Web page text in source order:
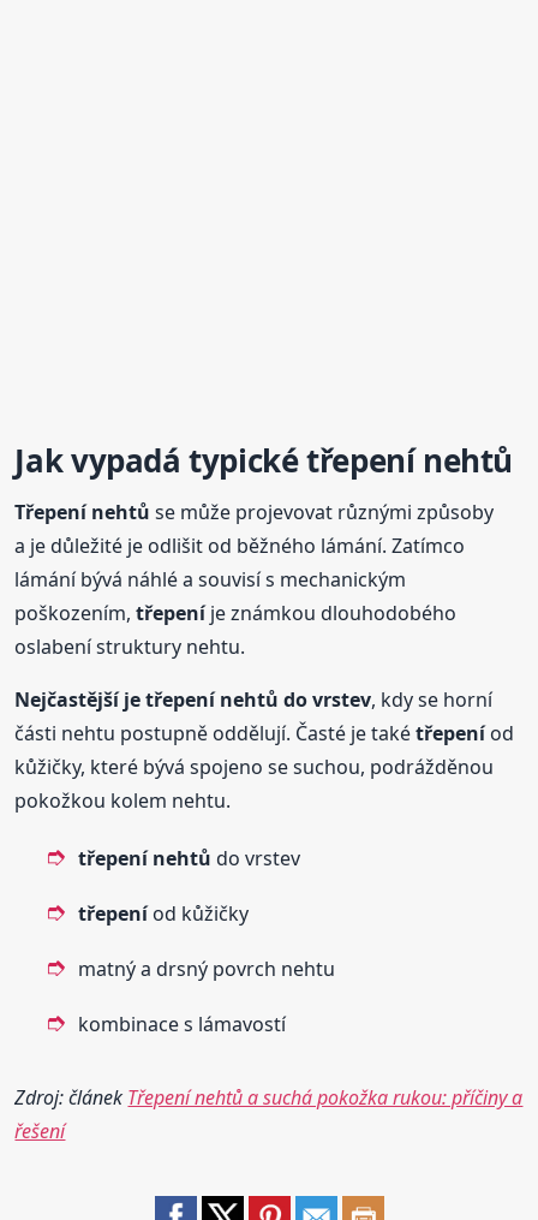
Jak vypadá typickétřepení nehtů
Třepení nehtů se může projevovat různými způsoby
a je důležité je odlišit od běžného lámání. Zatímco
lámání bývá náhlé a souvisí s mechanickým
poškozením,třepeníje známkou dlouhodobého
oslabení struktury nehtu.
Nejčastější jetřepení nehtů do vrstev, kdy se horní
části nehtu postupně oddělují. Časté je takétřepeníod
kůžičky, které bývá spojeno se suchou, podrážděnou
pokožkou kolem nehtu.
třepení nehtů do vrstev
třepeníod kůžičky
matný a drsný povrch nehtu
kombinace s lámavostí
Zdroj: článek Třepení nehtů a suchá pokožka rukou: příčiny a
řešení